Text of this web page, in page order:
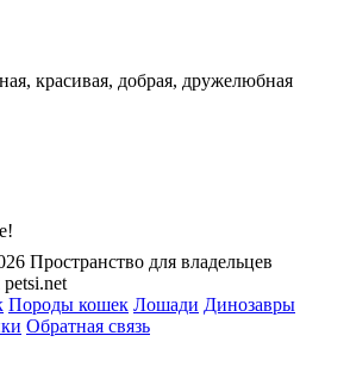
красивая, добрая, дружелюбная
Пространство для владельцев
Породы кошек Лошади Динозавры
Обратная связь